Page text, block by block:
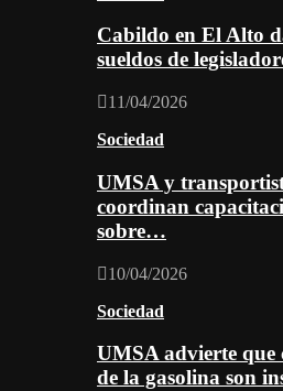
Cabildo en El Alto
sueldos de
11/04/2026
Sociedad
UMSA y
coordinan
sobre…
10/04/2026
Sociedad
UMSA advierte que
de la gasolina son